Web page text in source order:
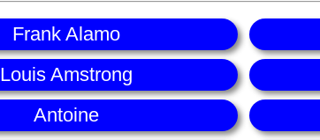
Frank Alamo
Louis Amstrong
Antoine